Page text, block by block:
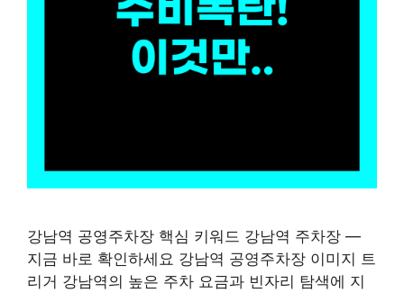
강남역 공영주차장 핵심 키워드 강남역 주차장 —
지금 바로 확인하세요 강남역 공영주차장 이미지 트
리거 강남역의 높은 주차 요금과 빈자리 탐색에 지